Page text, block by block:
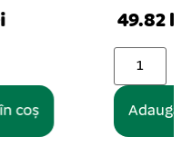
49.82 lei
Adaugă în coș